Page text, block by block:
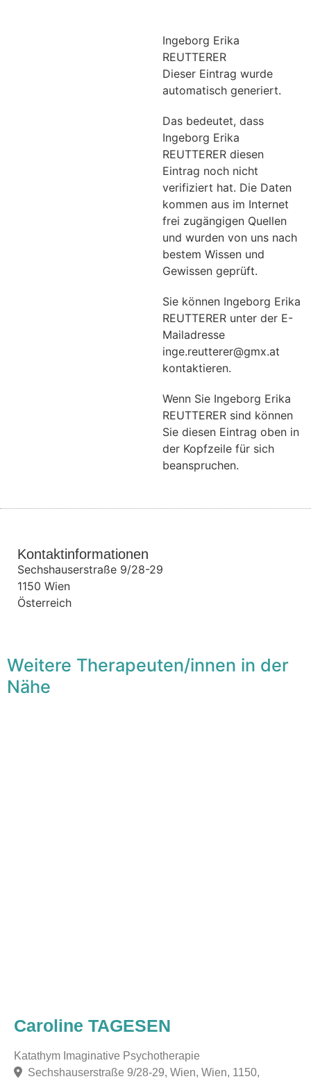
Ingeborg Erika
REUTTERER
Dieser Eintrag wurde
automatisch generiert.
Das bedeutet, dass
Ingeborg Erika
REUTTERER diesen
Eintrag noch nicht
verifiziert hat. Die Daten
kommen aus im Internet
frei zugängigen Quellen
und wurden von uns nach
bestem Wissen und
Gewissen geprüft.
Sie können Ingeborg Erika
REUTTERER unter der E-
Mailadresse
inge.reutterer@gmx.at
kontaktieren.
Wenn Sie Ingeborg Erika
REUTTERER sind können
Sie diesen Eintrag oben in
der Kopfzeile für sich
beanspruchen.
Kontaktinformationen
Sechshauserstraße 9/28-29
1150 Wien
Österreich
Weitere Therapeuten/innen in der
Nähe
Caroline TAGESEN
Katathym Imaginative Psychotherapie
Sechshauserstraße 9/28-29, Wien, Wien, 1150,